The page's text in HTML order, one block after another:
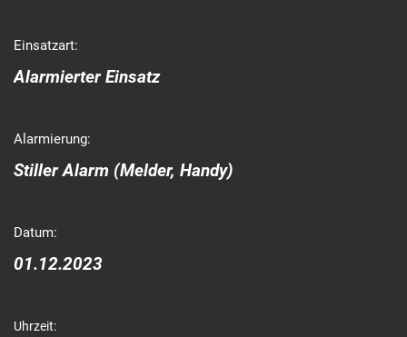
Einsatzart:
Alarmierter Einsatz
Alarmierung:
Stiller Alarm (Melder, Handy)
Datum:
01.12.2023
Uhrzeit: